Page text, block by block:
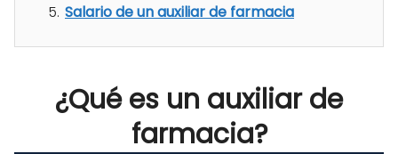
Salario de un auxiliar de farmacia
¿Qué es un auxiliar de
farmacia?